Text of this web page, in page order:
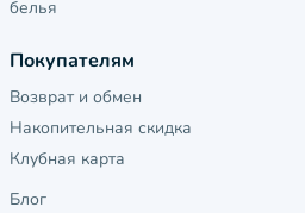
белья
Покупателям
Возврат и обмен
Накопительная скидка
Клубная карта
Блог